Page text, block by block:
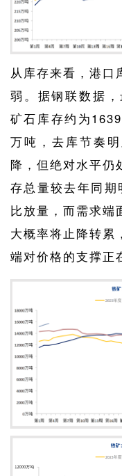
从库存来看，港口
弱。据钢联数据
矿石库存约为
万吨，去库节奏
降，但绝对水平仍
存总量较去年同
比放量，而需求端
大概率将止降转累
端对价格的支撑正